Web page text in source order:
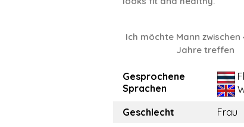
Ich möchte Mann zwischen
Jahre treffen
Gesprochene
Sprachen
Geschlecht
Frau